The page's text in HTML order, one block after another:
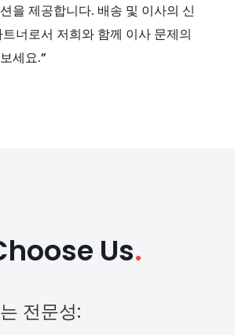
을 제공합니다. 배송 및 이사의 신
너로서 저희와 함께 이사 문제의
세요.”
Us.
전문성: